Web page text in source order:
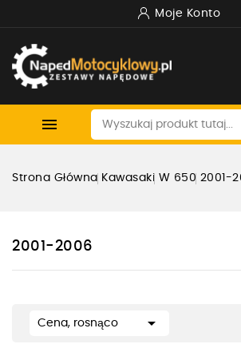
Moje Konto

Strona Główna Kawasaki W 650 2001-
2001-2006
Cena, rosnąco 